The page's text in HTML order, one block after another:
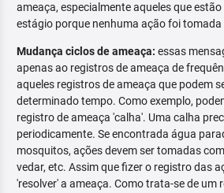
ameaça, especialmente aqueles que
estágio porque nenhuma ação foi tomada
Mudança ciclos de ameaça: essas
apenas ao registros de ameaça de
aqueles registros de ameaça que podem
determinado tempo. Como exemplo,
registro de ameaça 'calha'. Uma calha
periodicamente. Se encontrada água
mosquitos, ações devem ser tomadas
vedar, etc. Assim que fizer o registro das
'resolver' a ameaça. Como trata-se de um